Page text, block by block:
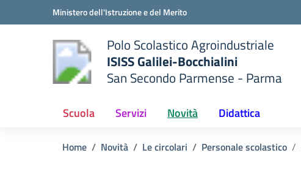
Vai ai contenuti
Vai al menu di navigazioneMinistero dell'Istruzione e del Merito
scuola
Polo Scolastico Agroindustriale
ISISS Galilei-Bocchialini
San Secondo Parmense - Parma
Scuola Servizi Novità Didattica
Home Novità Le circolari Personale scolastico